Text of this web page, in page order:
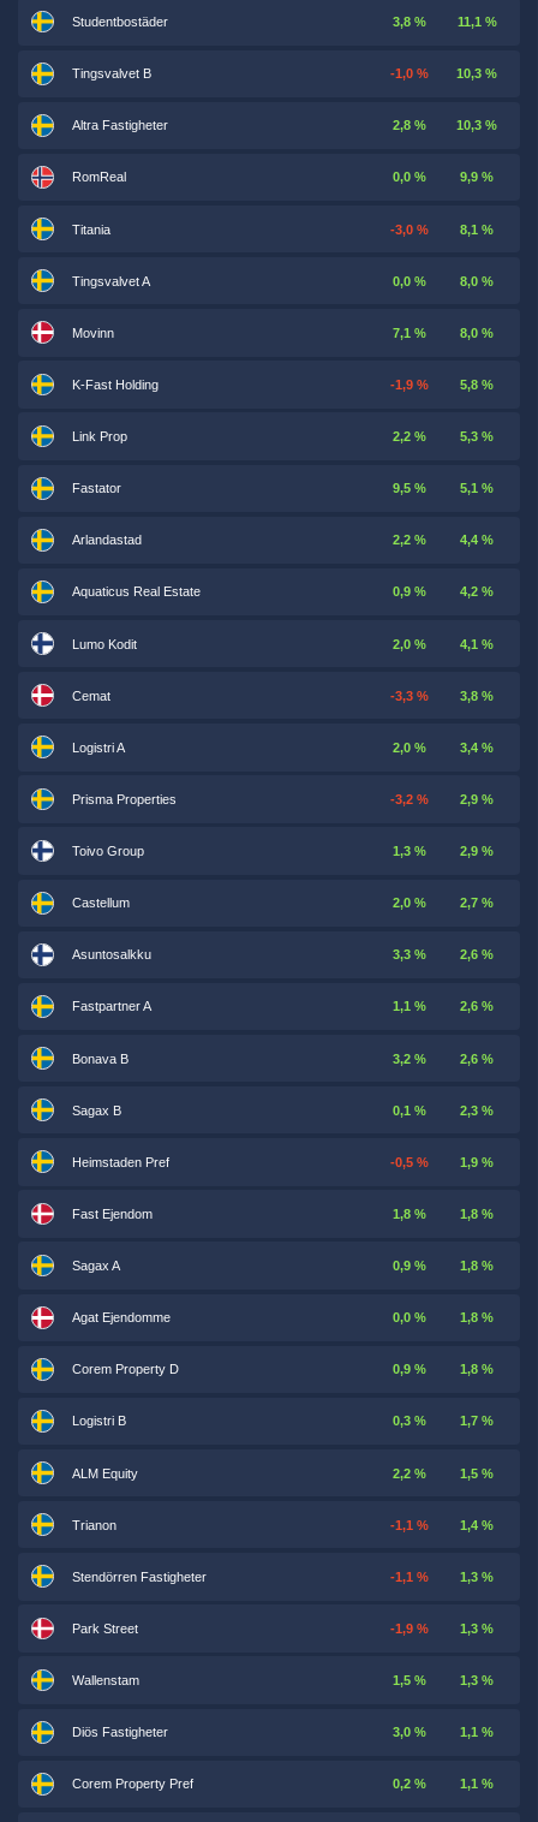
Studentbostäder 3,8 % 11,1 %
Tingsvalvet B -1,0 % 10,3 %
Altra Fastigheter 2,8 % 10,3 %
RomReal 0,0 % 9,9 %
Titania -3,0 % 8,1 %
Tingsvalvet A 0,0 % 8,0 %
Movinn 7,1 % 8,0 %
K-Fast Holding -1,9 % 5,8 %
Link Prop 2,2 % 5,3 %
Fastator 9,5 % 5,1 %
Arlandastad 2,2 % 4,4 %
Aquaticus Real Estate 0,9 % 4,2 %
Lumo Kodit 2,0 % 4,1 %
Cemat -3,3 % 3,8 %
Logistri A 2,0 % 3,4 %
Prisma Properties -3,2 % 2,9 %
Toivo Group 1,3 % 2,9 %
Castellum 2,0 % 2,7 %
Asuntosalkku 3,3 % 2,6 %
Fastpartner A 1,1 % 2,6 %
Bonava B 3,2 % 2,6 %
Sagax B 0,1 % 2,3 %
Heimstaden Pref -0,5 % 1,9 %
Fast Ejendom 1,8 % 1,8 %
Sagax A 0,9 % 1,8 %
Agat Ejendomme 0,0 % 1,8 %
Corem Property D 0,9 % 1,8 %
Logistri B 0,3 % 1,7 %
ALM Equity 2,2 % 1,5 %
Trianon -1,1 % 1,4 %
Stendörren Fastigheter -1,1 % 1,3 %
Park Street -1,9 % 1,3 %
Wallenstam 1,5 % 1,3 %
Diös Fastigheter 3,0 % 1,1 %
Corem Property Pref 0,2 % 1,1 %